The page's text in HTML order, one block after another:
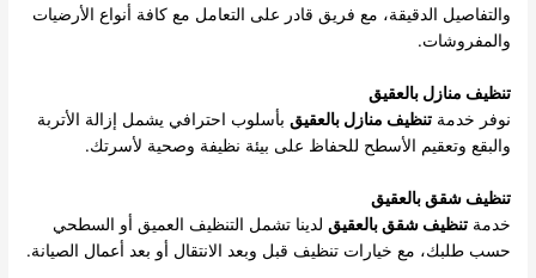
والتفاصيل الدقيقة، مع فريق قادر على التعامل مع كافة أنواع الأرضيات
والمفروشات.
تنظيف منازل بالعقيق
نوفر خدمةتنظيف منازل بالعقيق بأسلوب احترافي يشمل إزالة الأتربة
والبقع وتعقيم الأسطح للحفاظ على بيئة نظيفة وصحية لأسرتك.
تنظيف شقق بالعقيق
خدمةتنظيف شقق بالعقيق لدينا تشمل التنظيف العميق أو السطحي
حسب طلبك، مع خيارات تنظيف قبل وبعد الانتقال أو بعد أعمال الصيانة.